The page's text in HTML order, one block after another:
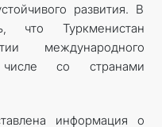
развития. В
что Туркменистан
международного
со странами
информация о